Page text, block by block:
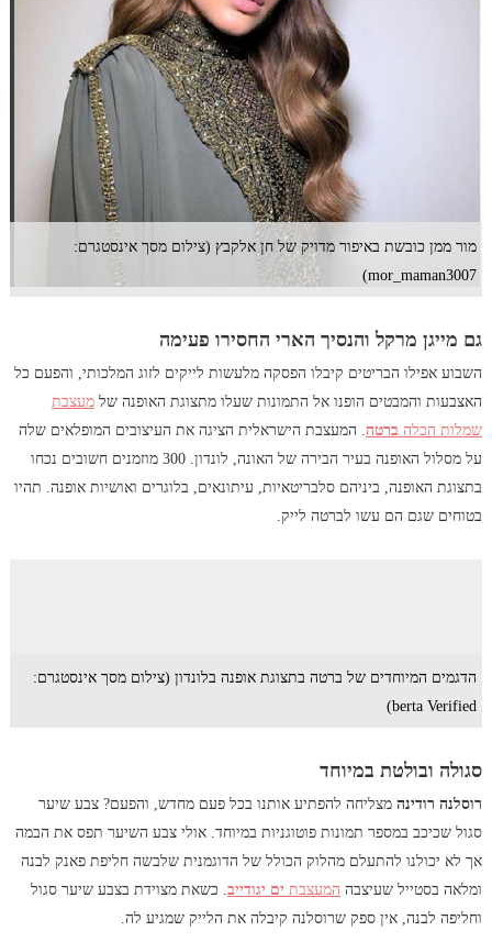
מור ממן כובשת באיפור מדויק של חן אלקבץ (צילום מסך אינסטגרם:
mor_maman3007)
גם מייגן מרקל והנסיך הארי החסירו פעימה
השבוע אפילו הבריטים קיבלו הפסקה מלעשות לייקים לזוג המלכותי, והפעם כל
האצבעות והמבטים הופנו אל התמונות שעלו מתצוגת האופנה של מעצבת
שמלות הכלה ברטה. המעצבת הישראלית הציגה את העיצובים המופלאים שלה
על מסלול האופנה בעיר הבירה של האונה, לונדון. 300 מוזמנים חשובים נכחו
בתצוגת האופנה, ביניהם סלבריטאיות, עיתונאים, בלוגרים ואושיות אופנה. תהיו
בטוחים שגם הם עשו לברטה לייק.
הדגמים המיוחדים של ברטה בתצוגת אופנה בלונדון (צילום מסך אינסטגרם:
berta Verified)
סגולה ובולטת במיוחד
רוסלנה רודינהמצליחה להפתיע אותנו בכל פעם מחדש, והפעם? צבע שיער
סגול שכיכב במספר תמונות פוטוגניות במיוחד. אולי צבע השיער תפס את הבמה
אך לא יכולנו להתעלם מהלוק הכולל של הדוגמנית שלבשה חליפת פאנק לבנה
ומלאה בסטייל שעיצבה המעצבת ים יגודייב. כשאת מצוידת בצבע שיער סגול
וחליפה לבנה, אין ספק שרוסלנה קיבלה את הלייק שמגיע לה.